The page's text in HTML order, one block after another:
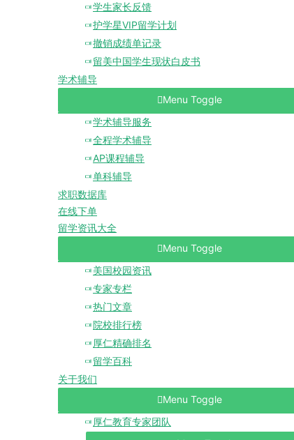
学生家长反馈
护学星VIP留学计划
撤销成绩单记录
留美中国学生现状白皮书
学术辅导
Menu Toggle
学术辅导服务
全程学术辅导
AP课程辅导
单科辅导
求职数据库
在线下单
留学资讯大全
Menu Toggle
美国校园资讯
专家专栏
热门文章
院校排行榜
厚仁精确排名
留学百科
关于我们
Menu Toggle
厚仁教育专家团队